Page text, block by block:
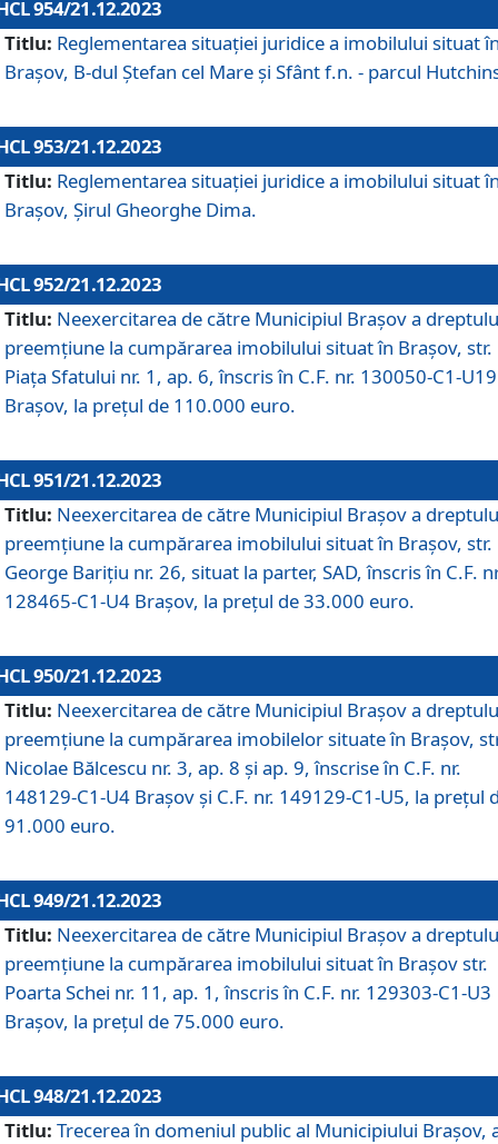
954/21.12.2023
Titlu: Reglementarea situației juridice a imobilului situat
Brașov, B-dul Ștefan cel Mare și Sfânt f.n. - parcul
953/21.12.2023
Titlu: Reglementarea situației juridice a imobilului situat
Brașov, Șirul Gheorghe Dima.
952/21.12.2023
Titlu: Neexercitarea de către Municipiul Brașov a
preemțiune la cumpărarea imobilului situat în Brașov, str.
Piața Sfatului nr. 1, ap. 6, înscris în C.F. nr. 130050-C1-U19
Brașov, la prețul de 110.000 euro.
951/21.12.2023
Titlu: Neexercitarea de către Municipiul Brașov a
preemțiune la cumpărarea imobilului situat în Brașov, str.
George Barițiu nr. 26, situat la parter, SAD, înscris în C.F.
128465-C1-U4 Brașov, la prețul de 33.000 euro.
950/21.12.2023
Titlu: Neexercitarea de către Municipiul Brașov a
preemțiune la cumpărarea imobilelor situate în Brașov,
Nicolae Bălcescu nr. 3, ap. 8 și ap. 9, înscrise în C.F. nr.
148129-C1-U4 Brașov și C.F. nr. 149129-C1-U5, la prețul
91.000 euro.
949/21.12.2023
Titlu: Neexercitarea de către Municipiul Brașov a
preemțiune la cumpărarea imobilului situat în Brașov str.
Poarta Schei nr. 11, ap. 1, înscris în C.F. nr. 129303-C1-U3
Brașov, la prețul de 75.000 euro.
948/21.12.2023
Titlu: Trecerea în domeniul public al Municipiului Braşov,